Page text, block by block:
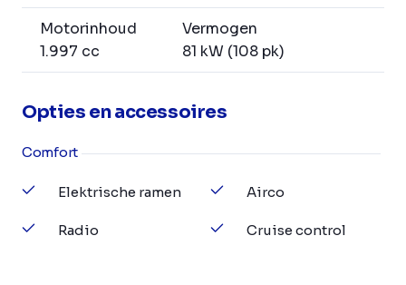
Motorinhoud
1.997 cc
Vermogen
81 kW (108 pk)
Opties en accessoires
Comfort
Elektrische ramen
Radio
Airco
Cruise control